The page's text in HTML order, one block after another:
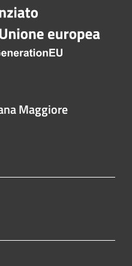
Maggiore